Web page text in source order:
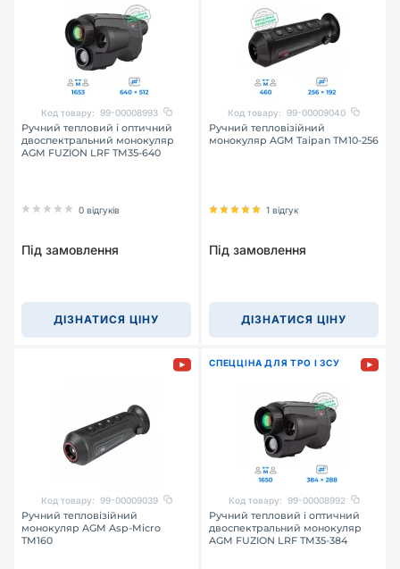
Код товару: 99-00008993
Ручний тепловий і оптичний
двоспектральний монокуляр
AGM FUZION LRF TM35-640
0 відгуків
Під замовлення
ДІЗНАТИСЯ ЦІНУ
Код товару: 99-00009040
Ручний тепловізійний
монокуляр AGM Taipan TM10-256
1 відгук
Під замовлення
ДІЗНАТИСЯ ЦІНУ
Код товару: 99-00009039
Ручний тепловізійний
монокуляр AGM Asp-Micro
TM160
СПЕЦЦІНА ДЛЯ ТРО І ЗСУ
Код товару: 99-00008992
Ручний тепловий і оптичний
двоспектральний монокуляр
AGM FUZION LRF TM35-384